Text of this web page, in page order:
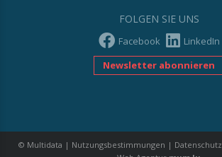
FOLGEN SIE UNS
Facebook
LinkedIn
Newsletter abonnieren
© Multidata | Nutzungsbestimmungen | Datenschutz